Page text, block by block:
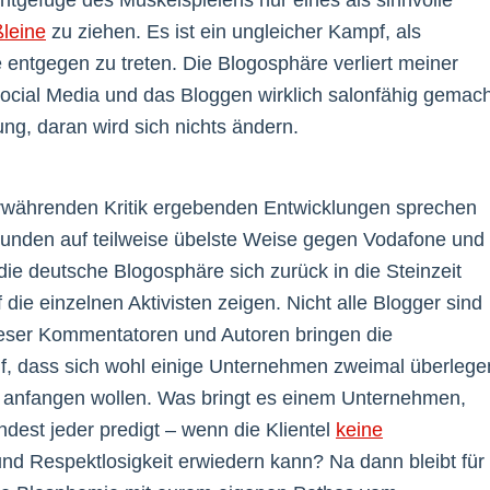
zu ziehen. Es ist ein ungleicher Kampf, als
zu treten. Die Blogosphäre verliert meiner
Media und das Bloggen wirklich salonfähig
daran wird sich nichts ändern.
Kritik ergebenden Entwicklungen sprechen
auf teilweise übelste Weise gegen Vodafone und
deutsche Blogosphäre sich zurück in die Steinzeit
einzelnen Aktivisten zeigen. Nicht alle Blogger sind
Kommentatoren und Autoren bringen die
dass sich wohl einige Unternehmen zweimal
wollen. Was bringt es einem Unternehmen,
jeder predigt – wenn die Klientel keine
Respektlosigkeit erwiedern kann? Na dann bleibt für